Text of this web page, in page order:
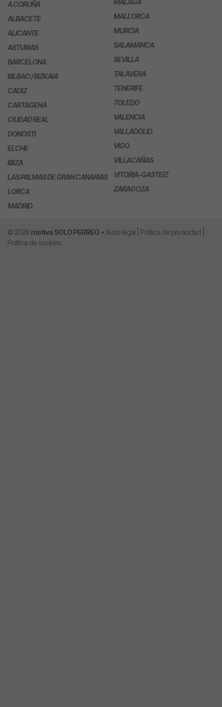
A CORUÑA
ALBACETE
ALICANTE
ASTURIAS
BARCELONA
BILBAO / BIZKAIA
CADIZ
CARTAGENA
CIUDAD REAL
DONOSTI
ELCHE
IBIZA
LAS PALMAS DE GRAN CANARIAS
LORCA
MADRID
MÁLAGA
MALLORCA
MURCIA
SALAMANCA
SEVILLA
TALAVERA
TENERIFE
TOLEDO
VALENCIA
VALLADOLID
VIGO
VILLACAÑAS
VITORIA-GASTEIZ
ZARAGOZA
© 2026 motiva SOLO PERREO • Aviso legal Política de privacidad
Política de cookies